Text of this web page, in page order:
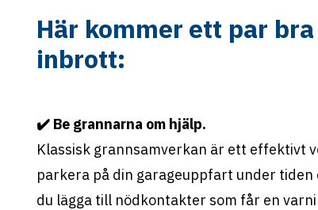
Här kommer ett par
inbrott:
✔️ Be grannarna om hjälp.
Klassisk grannsamverkan är ett effektivt
parkera på din garageuppfart under
du lägga till nödkontakter som får en